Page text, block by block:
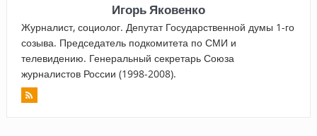
Игорь Яковенко
Журналист, социолог. Депутат Государственной думы 1-го
созыва. Председатель подкомитета по СМИ и
телевидению. Генеральный секретарь Союза
журналистов России (1998-2008).